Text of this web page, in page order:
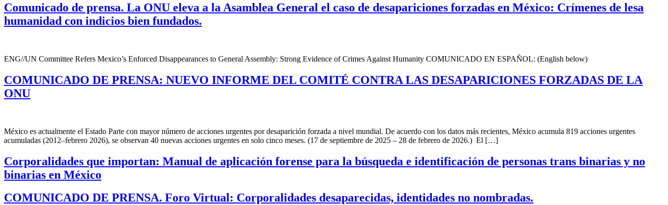
Comunicado de prensa. La ONU eleva a la Asamblea General el caso de desapariciones forzadas en México: Crímenes de lesa
humanidad con indicios bien fundados.
ENG//UN Committee Refers Mexico’s Enforced Disappearances to General Assembly: Strong Evidence of Crimes Against Humanity COMUNICADO EN ESPAÑOL: (English below)
COMUNICADO DE PRENSA: NUEVO INFORME DEL COMITÉ CONTRA LAS DESAPARICIONES FORZADAS DE LA
ONU
México es actualmente el Estado Parte con mayor número de acciones urgentes por desaparición forzada a nivel mundial. De acuerdo con los datos más recientes, México acumula 819 acciones urgentes
acumuladas (2012–febrero 2026), se observan 40 nuevas acciones urgentes en solo cinco meses. (17 de septiembre de 2025 – 28 de febrero de 2026.) El […]
Corporalidades que importan: Manual de aplicación forense para la búsqueda e identificación de personas trans binarias y no
binarias en México
COMUNICADO DE PRENSA. Foro Virtual: Corporalidades desaparecidas, identidades no nombradas.